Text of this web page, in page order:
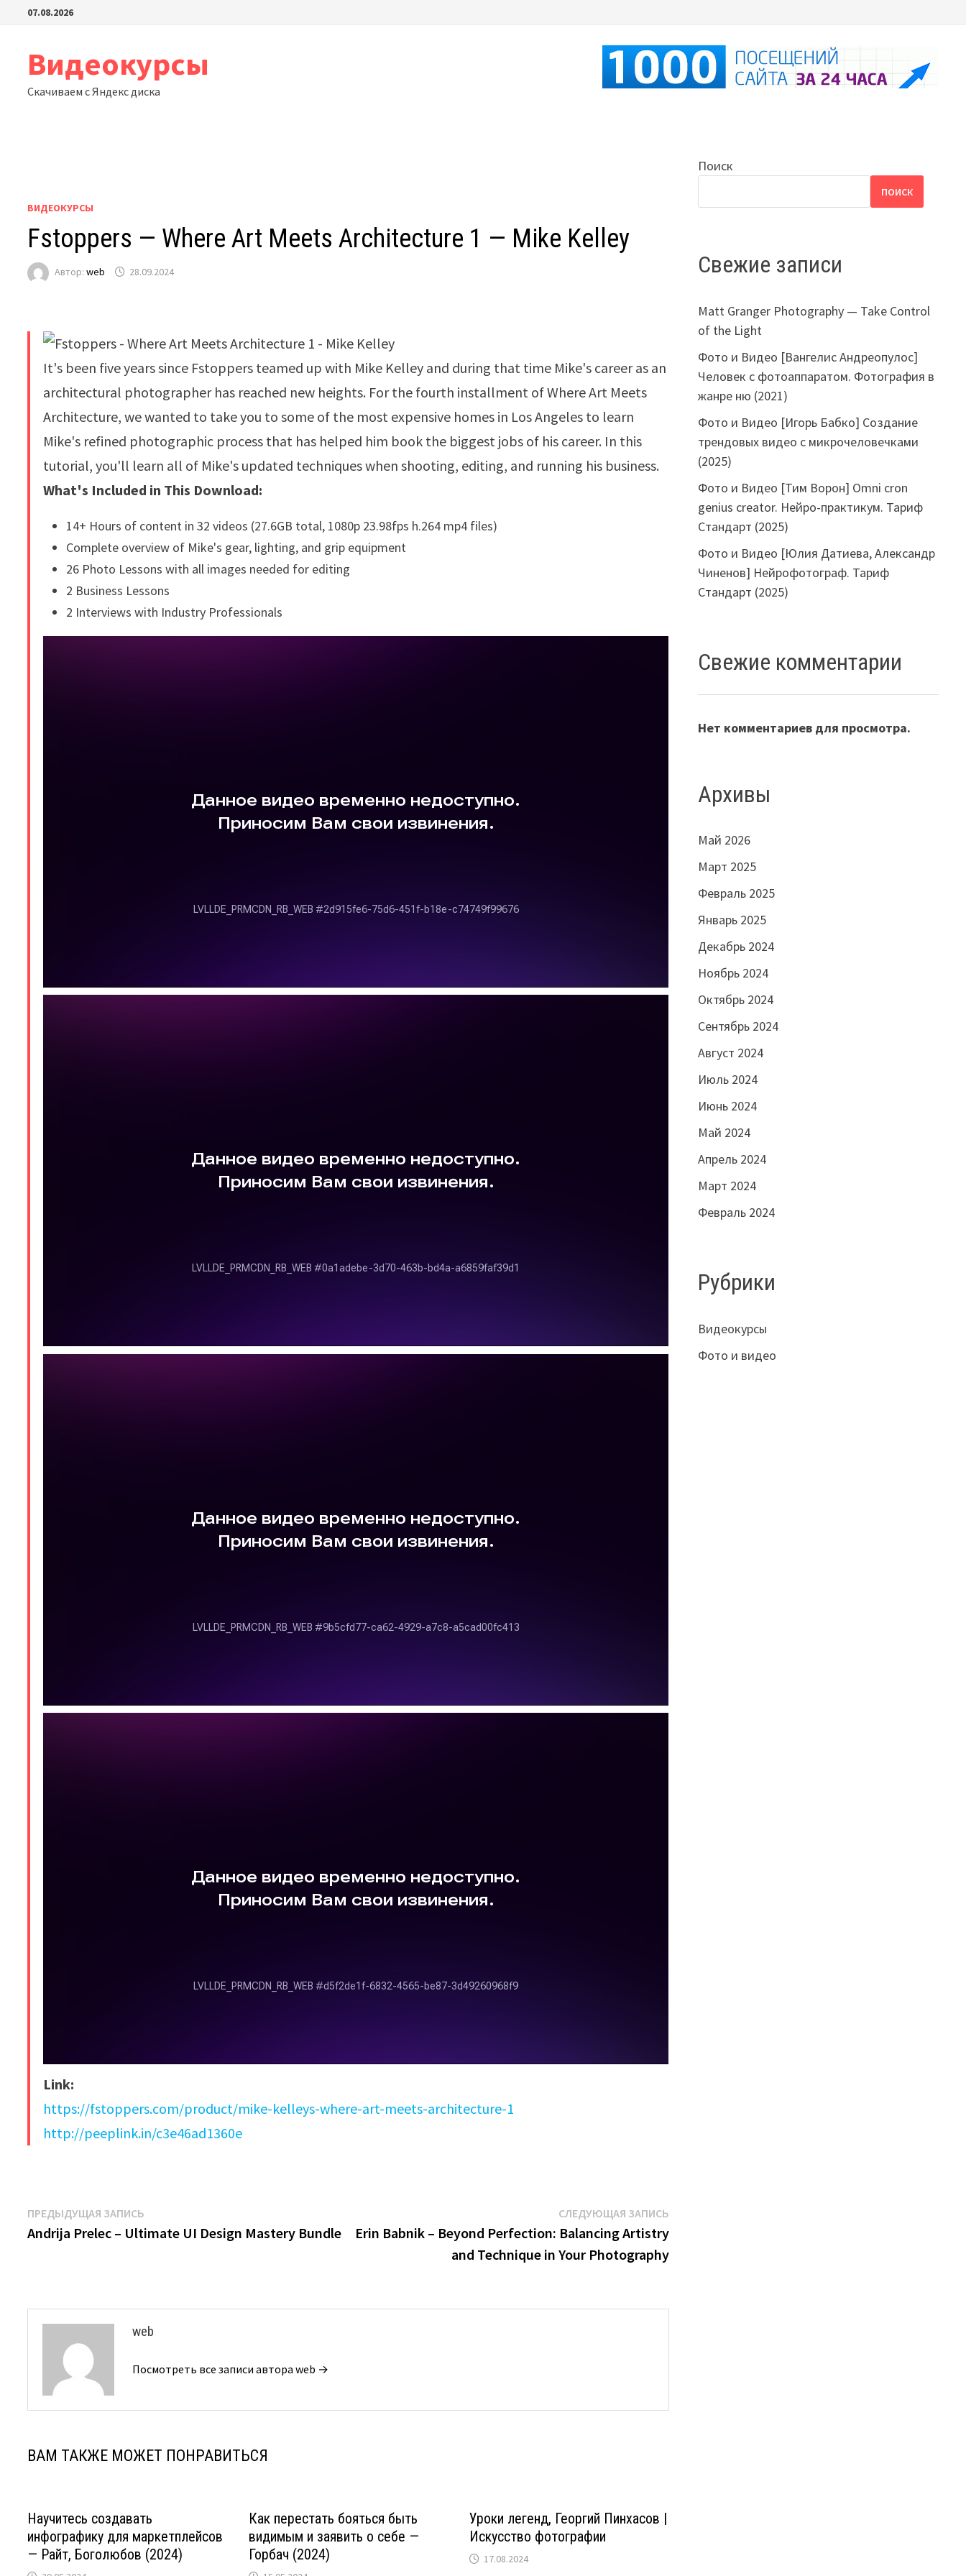
Перейти07.08.2026
Видеокурсы
Скачиваем с Яндекс диска
ВИДЕОКУРСЫ
Fstoppers — Where Art Meets Architecture 1 — Mike Kelley
Автор:web 28.09.2024
It's been five years since Fstoppers teamed up with Mike Kelley and during that time Mike's career as an
architectural photographer has reached new heights. For the fourth installment of Where Art Meets
Architecture, we wanted to take you to some of the most expensive homes in Los Angeles to learn
Mike's refined photographic process that has helped him book the biggest jobs of his career. In this
tutorial, you'll learn all of Mike's updated techniques when shooting, editing, and running his business.
What's Included in This Download:
14+ Hours of content in 32 videos (27.6GB total, 1080p 23.98fps h.264 mp4 files)
Complete overview of Mike's gear, lighting, and grip equipment
26 Photo Lessons with all images needed for editing
2 Business Lessons
2 Interviews with Industry Professionals
Link:
https://fstoppers.com/product/mike-kelleys-where-art-meets-architecture-1
http://peeplink.in/c3e46ad1360e
Навигация
по
ПРЕДЫДУЩАЯ ЗАПИСЬ
запись:
Andrija Prelec – Ultimate UI Design Mastery Bundle
СЛЕДУЮЩАЯ ЗАПИСЬСледующая
запись:
Erin Babnik – Beyond Perfection: Balancing Artistry
and Technique in Your Photography
web
Посмотреть все записи автора web →
ВАМ ТАКЖЕ МОЖЕТ ПОНРАВИТЬСЯ
Научитесь создавать
инфографику для маркетплейсов
— Райт, Боголюбов (2024)
Как перестать бояться быть
видимым и заявить о себе —
Горбач (2024)
Уроки легенд, Георгий Пинхасов |
Искусство фотографии
17.08.2024
Поиск
ПОИСК
Свежие записи
Matt Granger Photography — Take Control
of the Light
Фото и Видео [Вангелис Андреопулос]
Человек с фотоаппаратом. Фотография в
жанре ню (2021)
Фото и Видео [Игорь Бабко] Создание
трендовых видео с микрочеловечками
(2025)
Фото и Видео [Тим Ворон] Omni cron
genius creator. Нейро-практикум. Тариф
Стандарт (2025)
Фото и Видео [Юлия Датиева, Александр
Чиненов] Нейрофотограф. Тариф
Стандарт (2025)
Свежие комментарии
Нет комментариев для просмотра.
Архивы
Май 2026
Март 2025
Февраль 2025
Январь 2025
Декабрь 2024
Ноябрь 2024
Октябрь 2024
Сентябрь 2024
Август 2024
Июль 2024
Июнь 2024
Май 2024
Апрель 2024
Март 2024
Февраль 2024
Рубрики
Видеокурсы
Фото и видео